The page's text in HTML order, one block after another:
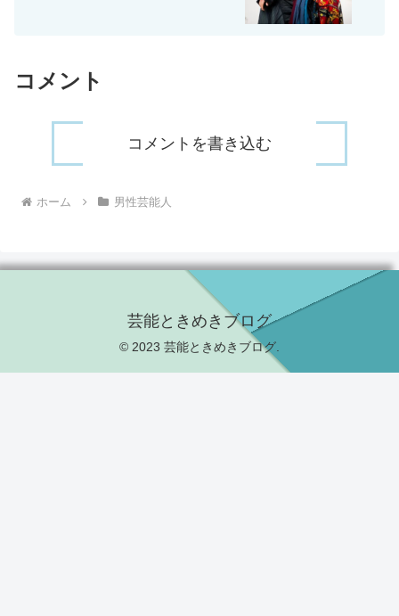
コメント
コメントを書き込む
ホーム 男性芸能人
芸能ときめきブログ
© 2023 芸能ときめきブログ.